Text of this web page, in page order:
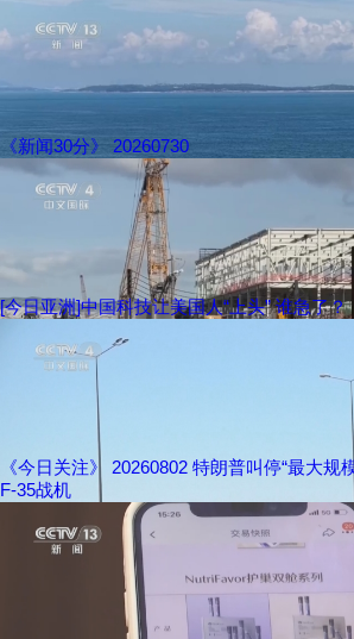
《新闻30分》 20260730
[今日亚洲]中国科技让美国人“上头” 谁急了？
《今日关注》 20260802 特朗普叫停“最大规
F-35战机